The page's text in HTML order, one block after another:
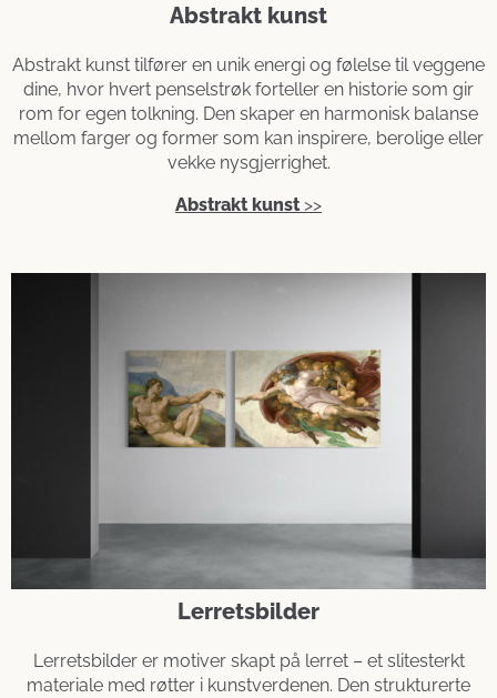
Abstrakt kunst
Abstrakt kunst tilfører en unik energi og følelse til veggene
dine, hvor hvert penselstrøk forteller en historie som gir
rom for egen tolkning. Den skaper en harmonisk balanse
mellom farger og former som kan inspirere, berolige eller
vekke nysgjerrighet.
Abstrakt kunst >>
Lerretsbilder
Lerretsbilder er motiver skapt på lerret – et slitesterkt
materiale med røtter i kunstverdenen. Den strukturerte